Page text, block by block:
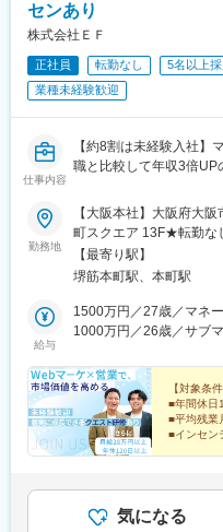
センあり
株式会社ＥＦ
正社員 転勤なし 5名以上採
業種未経験歓迎
仕事内容
【約8割は未経験入社】
職と比較して年収3倍UP
勤務地
【大阪本社】大阪府大
町スクエア 13F★転勤
勤しやすい！／Osaka
「堺筋本町駅」より徒歩5
【最寄り駅】
堺筋本町駅、本町駅
給与
1500万円／27歳／マネ
1000万円／26歳／サブ
【対象条
■年間休日
■平均残業
■インセン
の不安は
気になる